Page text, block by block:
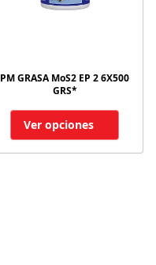
PM GRASA MoS2 EP 2 6X500
GRS*
Ver opciones